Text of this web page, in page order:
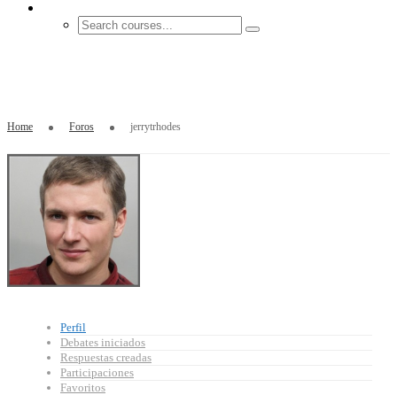
Home Foros jerrytrhodes
Perfil
Debates iniciados
Respuestas creadas
Participaciones
Favoritos